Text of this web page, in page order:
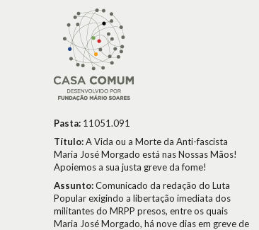
Pasta: 11051.091
Título:A Vida ou a Morte da Anti-fascista
Maria José Morgado está nas Nossas Mãos!
Apoiemos a sua justa greve da fome!
Assunto:Comunicado da redação do Luta
Popular exigindo a libertação imediata dos
militantes do MRPP presos, entre os quais
Maria José Morgado, há nove dias em greve de